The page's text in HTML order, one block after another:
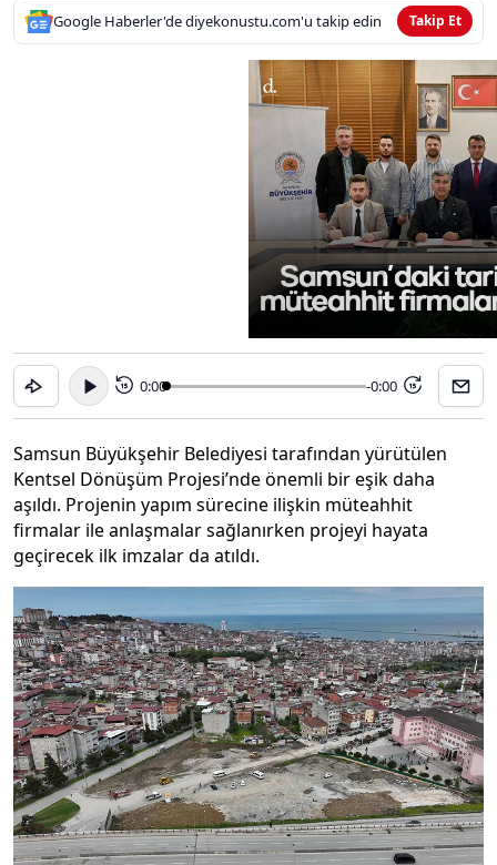
Google Haberler'de diyekonustu.com'u takip edin Takip Et
15 0:00 -0:00 15
Samsun Büyükşehir Belediyesi tarafından yürütülen
Kentsel Dönüşüm Projesi’nde önemli bir eşik daha
aşıldı. Projenin yapım sürecine ilişkin müteahhit
firmalar ile anlaşmalar sağlanırken projeyi hayata
geçirecek ilk imzalar da atıldı.